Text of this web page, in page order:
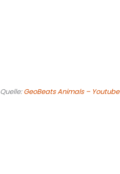
Quelle:GeoBeats Animals – Youtube